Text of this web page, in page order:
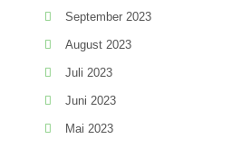
September 2023
August 2023
Juli 2023
Juni 2023
Mai 2023